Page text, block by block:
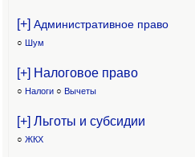
[+] Административное право
○ Шум
[+] Налоговое право
○ Налоги ○ Вычеты
[+] Льготы и субсидии
○ ЖКХ